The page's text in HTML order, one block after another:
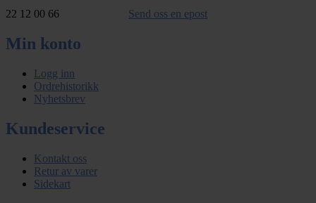
22 12 00 66 Send oss en epost
Min konto
Logg inn
Ordrehistorikk
Nyhetsbrev
Kundeservice
Kontakt oss
Retur av varer
Sidekart